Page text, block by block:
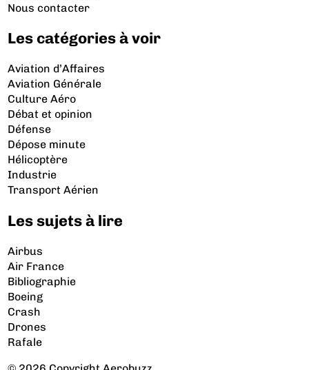
Nous contacter
Les catégories à voir
Aviation d’Affaires
Aviation Générale
Culture Aéro
Débat et opinion
Défense
Dépose minute
Hélicoptère
Industrie
Transport Aérien
Les sujets à lire
Airbus
Air France
Bibliographie
Boeing
Crash
Drones
Rafale